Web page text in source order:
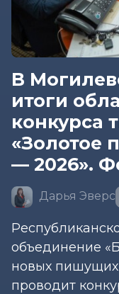
В
итоги
конкурса
«Золотое
— 2026».
Дарья Эверс
объединение
новых пишущих
проводит